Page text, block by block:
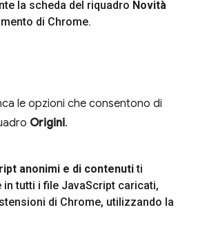
la scheda del riquadro Novità
di Chrome.
le opzioni che consentono di
Origini.
anonimi e di contenutiti
tutti i file JavaScript caricati,
di Chrome, utilizzando la